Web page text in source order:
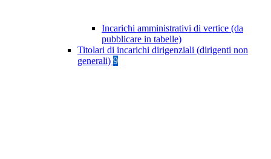
Incarichi amministrativi di vertice (da
pubblicare in tabelle)
Titolari di incarichi dirigenziali (dirigenti non
generali) 9